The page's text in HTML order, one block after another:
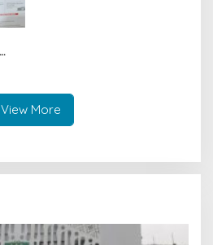
View More